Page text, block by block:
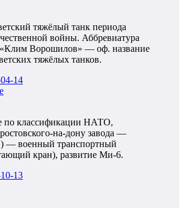
тяжёлый танк периода
войны. Аббревиатура
«Клим Ворошилов» — оф. название
тяжёлых танков.
14
по классификации НАТО,
на-дону завода —
— военный транспортный
кран), развитие Ми-6.
13